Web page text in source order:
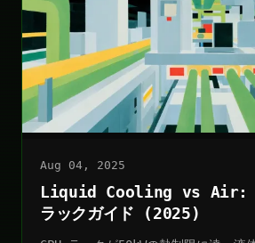
Aug 04, 2025
Liquid Cooling vs Air:
ラックガイド (2025)